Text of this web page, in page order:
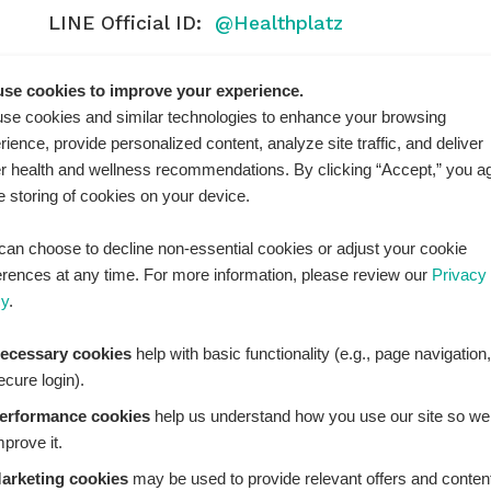
LINE Official ID: @Healthplatz
https://lin.ee/sqNlLtc
is a registered trademark of Adbrandture Co.,
for informational purposes only. Healthplatz does
cookies to improve your experience.
cookies and similar technologies to enhance your browsing
provide personalized content, analyze site traffic, and deliver
health and wellness recommendations. By clicking “Accept,” you
storing of cookies on your device.
choose to decline non-essential cookies or adjust your cookie
at any time. For more information, please review our Privacy
.
cookies help with basic functionality (e.g., page navigation,
login).
cookies help us understand how you use our site so
it.
cookies may be used to provide relevant offers and